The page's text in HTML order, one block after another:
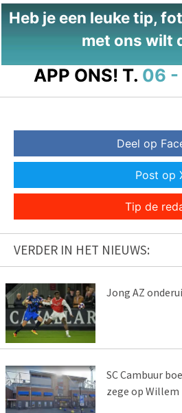
Heb je een leuke tip,
met ons wilt
APP ONS! T. 06 -
Deel op
Post op
Tip de
VERDER IN HET NIEUWS:
Jong AZ
SC Cambuur
zege op Willem